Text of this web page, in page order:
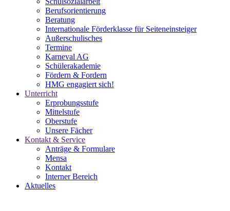
Berufsorientierung
Beratung
Internationale Förderklasse für Seiteneinsteiger
Außerschulisches
Termine
Karneval AG
Schülerakademie
Fördern & Fordern
HMG engagiert sich!
Unterricht
Erprobungsstufe
Mittelstufe
Oberstufe
Unsere Fächer
Kontakt & Service
Anträge & Formulare
Mensa
Kontakt
Interner Bereich
Aktuelles